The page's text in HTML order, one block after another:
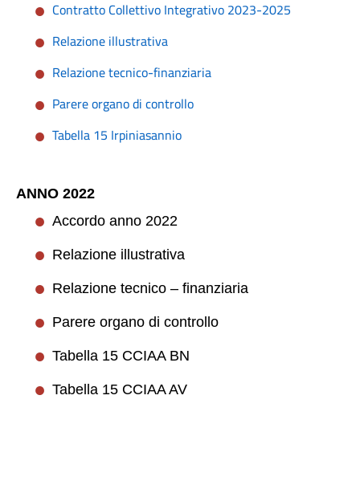
Contratto Collettivo Integrativo 2023-2025
Relazione illustrativa
Relazione tecnico-finanziaria
Parere organo di controllo
Tabella 15 Irpiniasannio
ANNO 2022
Accordo anno 2022
Relazione illustrativa
Relazione tecnico – finanziaria
Parere organo di controllo
Tabella 15 CCIAA BN
Tabella 15 CCIAA AV